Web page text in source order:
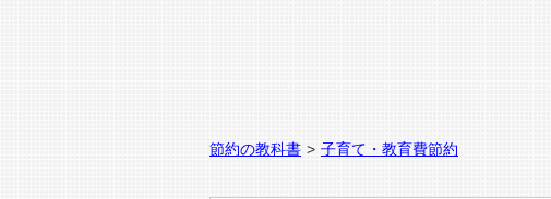
節約の教科書 > 子育て・教育費節約